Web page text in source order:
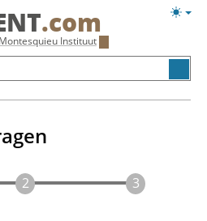
.com
Montesquieu Instituut